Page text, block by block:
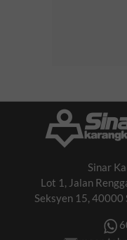
Sinar
Lot 1, Jalan
Seksyen 15, 40000